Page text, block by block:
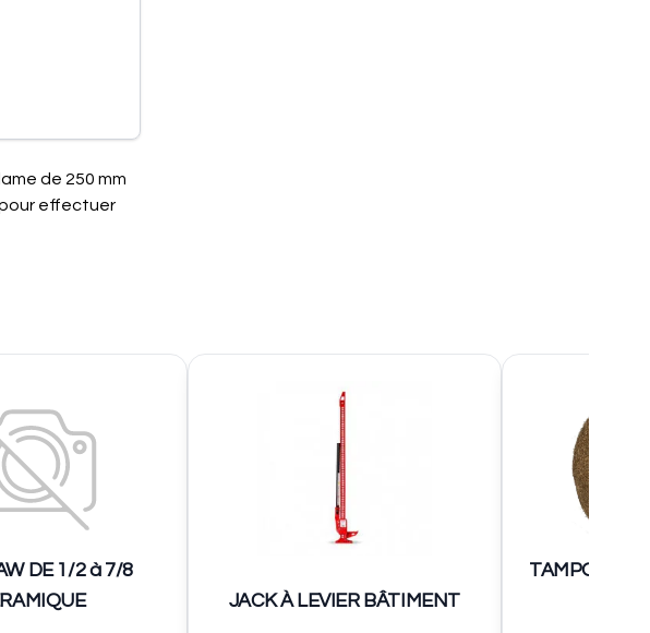
de 250 mm
pour effectuer
DE 1/2 à 7/8
JACK À LEVIER BÂTIMENT
TAMPON/